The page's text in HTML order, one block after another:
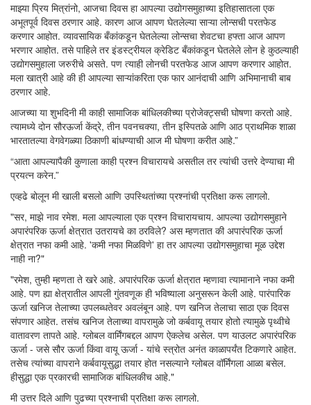
माझ्या प्रिय मित्रांनो, आजचा दिवस हा आपल्या उद्योगसमुहाच्या इतिहासातला एक
अभूतपूर्व दिवस ठरणार आहे. कारण आज आपण घेतलेल्या साऱ्या लोन्सची परतफेड
करणार आहोत. व्यावसायिक बँकांकडून घेतलेल्या लोन्सचा शेवटचा हफ्ता आज आपण
भरणार आहोत. तसे पाहिले तर इंडस्ट्रीयल क्रेडिट बँकांकडून घेतलेले लोन हे कुठल्याही
उद्योगसमुहाला जरुरीचे असते. पण त्याही लोनची परतफेड आज आपण करणार आहोत.
मला खात्री आहे की ही आपल्या साऱ्यांकरिता एक फार आनंदाची आणि अभिमानाची बाब
ठरणार आहे.
आजच्या या शुभदिनी मी काही सामाजिक बांधिलकीच्या प्रोजेक्ट्सची घोषणा करतो आहे.
त्यामध्ये दोन सौरऊर्जा केंद्रे, तीन पवनचक्या, तीन इस्पितळे आणि आठ प्राथमिक शाळा
भारतातल्या वेगवेगळ्या ठिकाणी बांधण्याची आज मी घोषणा करीत आहे.”
“आता आपल्यापैकी कुणाला काही प्रश्न विचारायचे असतील तर त्यांची उत्तरे देण्याचा मी
प्रयत्न करेन.”
एव्हढे बोलून मी खाली बसलो आणि उपस्थितांच्या प्रश्नांची प्रतिक्षा करू लागलो.
"सर, माझे नाव रमेश. मला आपल्याला एक प्रश्न विचारायचाय. आपल्या उद्योगसमुहाने
अपारंपरिक ऊर्जा क्षेत्रात उतरायचे का ठरविले? अस म्हणतात की अपारंपरिक ऊर्जा
क्षेत्रात नफा कमी आहे. 'कमी नफा मिळविणे' हा तर आपल्या उद्योगसमुहाचा मूळ उद्देश
नाही ना?"
"रमेश, तुम्ही म्हणता ते खरे आहे. अपारंपरिक ऊर्जा क्षेत्रात म्हणावा त्यामानाने नफा कमी
आहे. पण ह्या क्षेत्रातील आपली गुंतवणूक ही भविष्याला अनुसरून केली आहे. पारंपारिक
ऊर्जा खनिज तेलाच्या उपलब्धतेवर अवलंबून आहे. पण खनिज तेलाचा साठा एक दिवस
संपणार आहेत. तसंच खनिज तेलाच्या वापरामुळे जो कर्बवायू तयार होतो त्यामुळे पृथ्वीचे
वातावरण तापते आहे. ग्लोबल वार्मिंगबद्दल आपण ऐकलेच असेल. पण याउलट अपारंपरिक
ऊर्जा - जसे सौर ऊर्जा किंवा वायू ऊर्जा - यांचे स्त्रोत अनंत काळापर्यंत टिकणारे आहेत.
तसेच त्यांच्या वापराने कर्बवायूसुद्धा तयार होत नसल्याने ग्लोबल वॉर्मिंगला आळा बसेल.
हीसुद्धा एक प्रकारची सामाजिक बांधिलकीच आहे."
मी उत्तर दिले आणि पुढच्या प्रश्नाची प्रतिक्षा करू लागलो.